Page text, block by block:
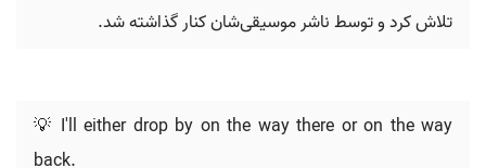
تلاش کرد و توسط ناشر موسیقی‌شان کنار گذاشته شد.
💡 I'll either drop by on the way there or on the way
back.